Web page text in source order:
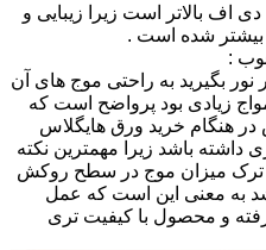
اف بالاتر است زیرا زیبایی و
بیشتر شده است .
:
نور بگیرید به راحتی موج های آن
زیادی بود پرواضح است که
هنگام خرید ورق هایگلاس
باشد زیرا مهمترین نکته
و ترک میزان موج در سطح روکش
به معنی این است که عمل
و محصول با کیفیت تری